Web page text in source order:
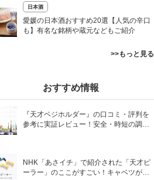
日本酒
愛媛の日本酒おすすめ20選【人気の辛口
も】有名な銘柄や蔵元などもご紹介
>>もっと見る
おすすめ情報
『天才ベジホルダー』の口コミ・評判を
参考に実証レビュー！安全・時短の調理
NHK「あさイチ」で紹介された「天才ピ
ーラー」のここがすごい！キャベツがほ